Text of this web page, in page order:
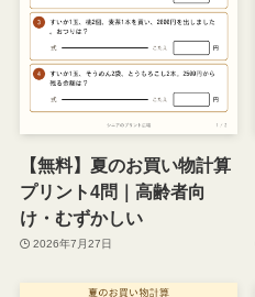
【無料】夏のお買い物計算
プリント4問｜高齢者向
け・むずかしい
2026年7月27日